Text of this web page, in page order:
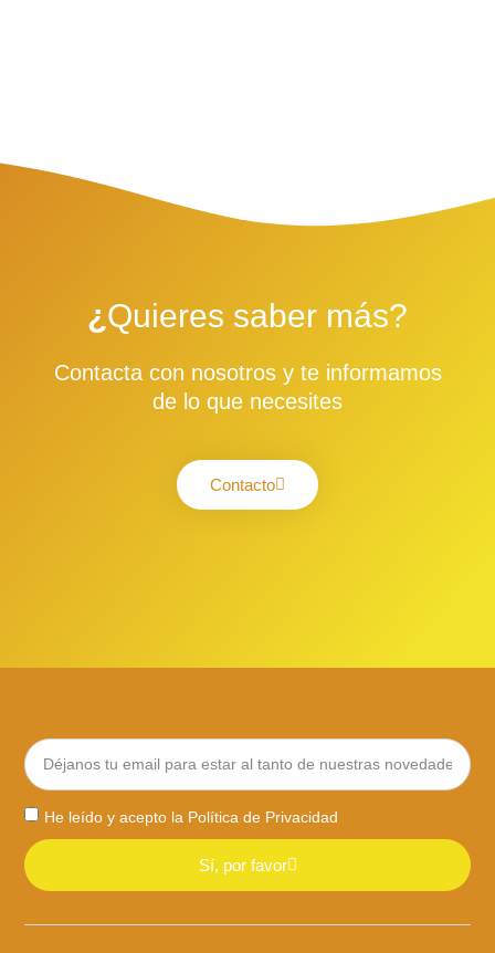
¿ Quieres saber más?
Contacta con nosotros y te informamos
de lo que necesites
Contacto
He leído y acepto la Política de Privacidad
Sí, por favor